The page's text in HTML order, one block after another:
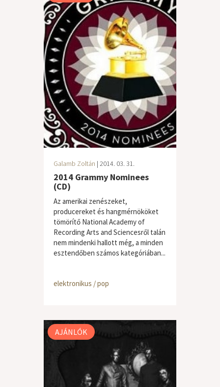
Galamb Zoltán | 2014. 03. 31.
2014 Grammy Nominees
(CD)
Az amerikai zenészeket,
producereket és hangmérnököket
tömörítő National Academy of
Recording Arts and Sciencesről talán
nem mindenki hallott még, a minden
esztendőben számos kategóriában...
elektronikus / pop
AJÁNLÓK